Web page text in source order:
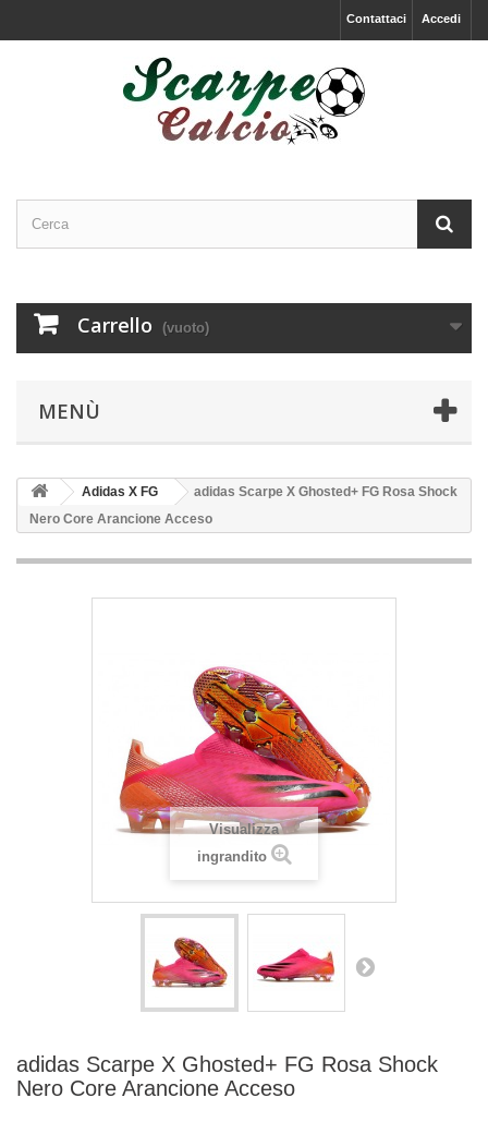
Accedi
Contattaci
Carrello (vuoto)
MENÙ
Adidas X FG
adidas Scarpe X Ghosted+ FG Rosa Shock
Nero Core Arancione Acceso
Visualizza
ingrandito
adidas Scarpe X Ghosted+ FG Rosa Shock
Nero Core Arancione Acceso